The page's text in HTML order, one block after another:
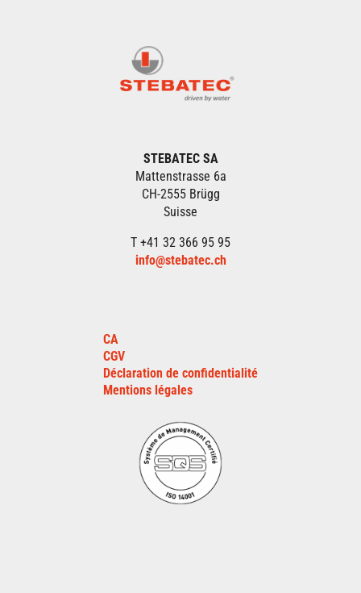
STEBATEC SA
Mattenstrasse 6a
CH-2555 Brügg
Suisse
T +41 32 366 95 95
info@stebatec.ch
CA
CGV
Déclaration de confidentialité
Mentions légales